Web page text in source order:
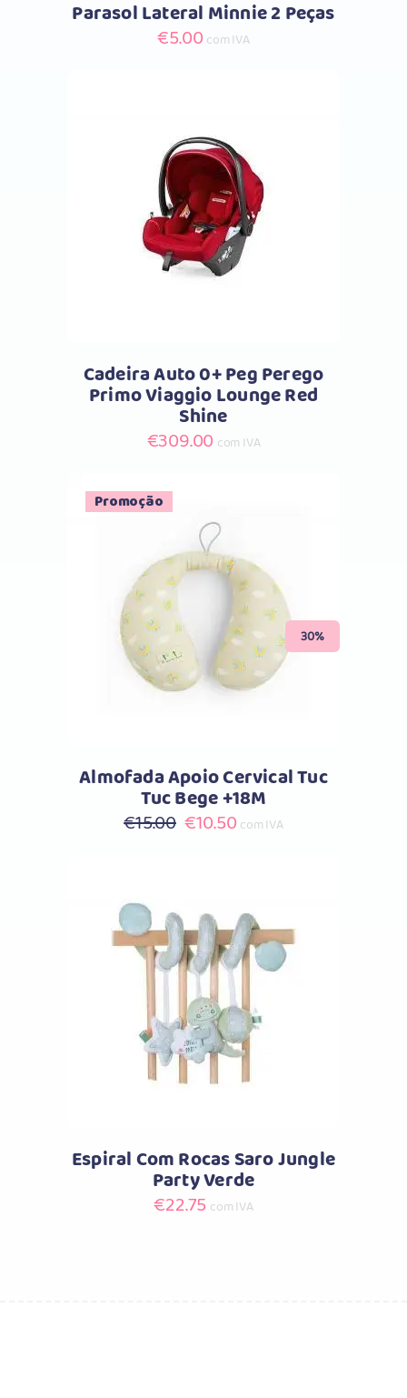
Parasol Lateral Minnie 2 Peças
€5.00 com IVA
Comprar
Cadeira Auto 0+ Peg Perego
Primo Viaggio Lounge Red
Shine
€309.00 com IVA
Promoção
30%
Comprar
Almofada Apoio Cervical Tuc
Tuc Bege +18M
€15.00 O
€15.00.
€10.50O
€10.50.
com IVA
Comprar
Espiral Com Rocas Saro Jungle
Party Verde
€22.75 com IVA